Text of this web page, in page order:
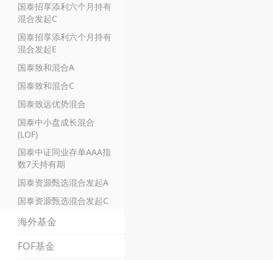
国泰招享添利六个月持有
混合发起C
国泰招享添利六个月持有
混合发起E
国泰致和混合A
国泰致和混合C
国泰致远优势混合
国泰中小盘成长混合
(LOF)
国泰中证同业存单AAA指
数7天持有期
国泰资源甄选混合发起A
国泰资源甄选混合发起C
海外基金
FOF基金